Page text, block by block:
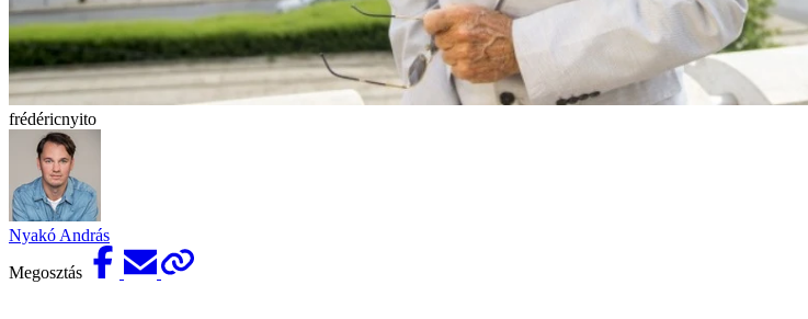
frédéricnyito
Nyakó András
Megosztás